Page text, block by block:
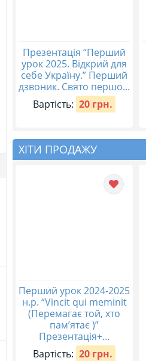
Презентація “Перший
урок 2025. Відкрий для
себе Україну.” Перший
дзвоник. Свято першо...
Вартість: 20 грн.
ХІТИ ПРОДАЖУ
Перший урок 2024-2025
н.р. “Vincit qui meminit
(Перемагає той, хто
пам’ятає )”
Презентація+...
Вартість: 20 грн.